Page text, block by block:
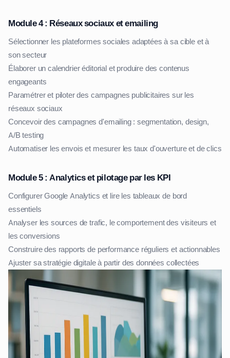
Module 4 : Réseaux sociaux et emailing
Sélectionner les plateformes sociales adaptées à sa cible et à
son secteur
Élaborer un calendrier éditorial et produire des contenus
engageants
Paramétrer et piloter des campagnes publicitaires sur les
réseaux sociaux
Concevoir des campagnes d'emailing : segmentation, design,
A/B testing
Automatiser les envois et mesurer les taux d'ouverture et de clics
Module 5 : Analytics et pilotage par les KPI
Configurer Google Analytics et lire les tableaux de bord
essentiels
Analyser les sources de trafic, le comportement des visiteurs et
les conversions
Construire des rapports de performance réguliers et actionnables
Ajuster sa stratégie digitale à partir des données collectées